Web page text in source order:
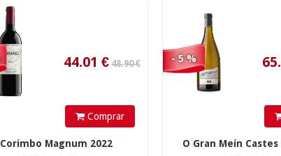
Comprar
Corimbo Magnum 2022
- 5 %
O Gran Meín Castes
105.00 €